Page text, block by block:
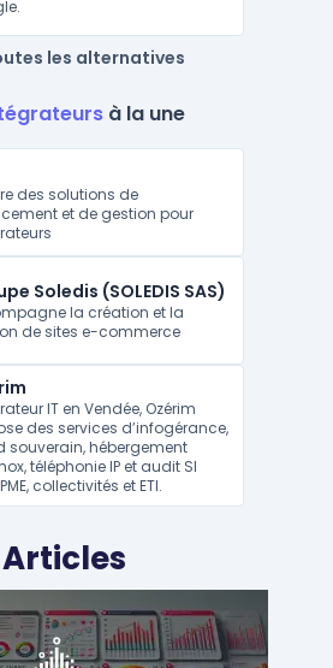
les alternatives
à la une
des solutions de
et de gestion pour
Soledis (SOLEDIS SAS)
la création et la
de sites e-commerce
IT en Vendée, Ozérim
des services d’infogérance,
souverain, hébergement
téléphonie IP et audit SI
collectivités et ETI.
Articles